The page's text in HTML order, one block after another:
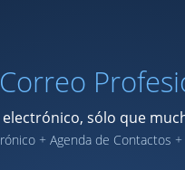
sólo que
+ Agenda de Contactos +